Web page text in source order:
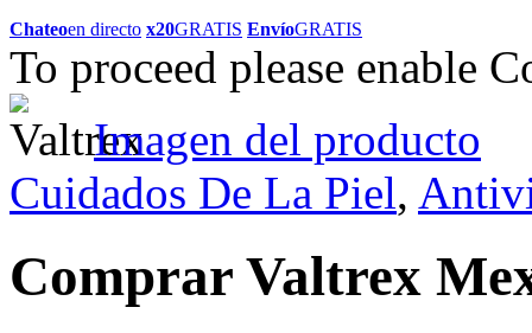
Chateoen directo x20GRATIS EnvíoGRATIS
To proceed please enable
Imagen del producto
Cuidados De La Piel,
Comprar Valtrex